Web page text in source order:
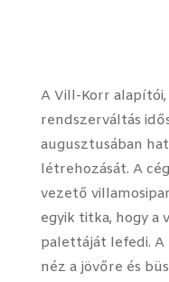
A Vill-Korr alapítói,
rendszerváltás
augusztusában
létrehozását. A
vezető
egyik titka, hogy a
palettáját lefedi. A
néz a jövőre és